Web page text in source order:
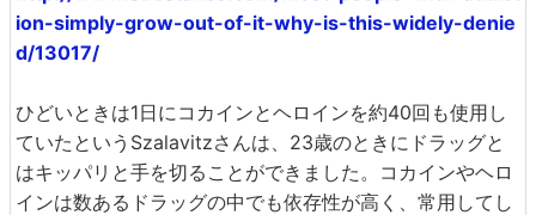
ion-simply-grow-out-of-it-why-is-this-widely-denie
d/13017/
ひどいときは1日にコカインとヘロインを約40回も使用し
ていたというSzalavitzさんは、23歳のときにドラッグと
はキッパリと手を切ることができました。コカインやヘロ
インは数あるドラッグの中でも依存性が高く、常用してし